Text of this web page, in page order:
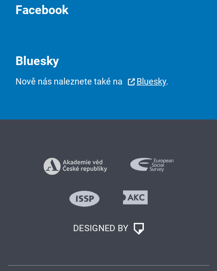
Facebook
Bluesky
Nově nás naleznete také na Bluesky.
DESIGNED BY